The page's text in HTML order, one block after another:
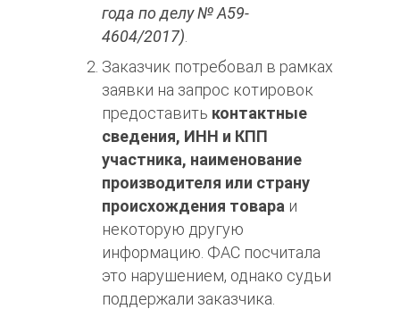
года по делу № А59-
4604/2017)
Заказчик потребовал в рамках
заявки на запрос котировок
предоставить контактные
сведения, ИНН и КПП
участника, наименование
производителя или страну
происхождения товара и
некоторую другую
информацию. ФАС посчитала
это нарушением, однако судьи
поддержали заказчика.